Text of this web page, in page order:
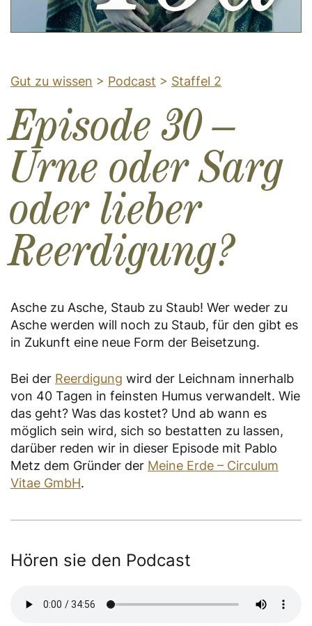
Gut zu wissen > Podcast > Staffel 2
Episode 30 –
Urne oder Sarg
oder lieber
Reerdigung?
Asche zu Asche, Staub zu Staub! Wer weder zu
Asche werden will noch zu Staub, für den gibt es
in Zukunft eine neue Form der Beisetzung.
Bei der Reerdigung wird der Leichnam innerhalb
von 40 Tagen in feinsten Humus verwandelt. Wie
das geht? Was das kostet? Und ab wann es
möglich sein wird, sich so bestatten zu lassen,
darüber reden wir in dieser Episode mit Pablo
Metz dem Gründer der Meine Erde – Circulum
Vitae GmbH.
Hören sie den Podcast